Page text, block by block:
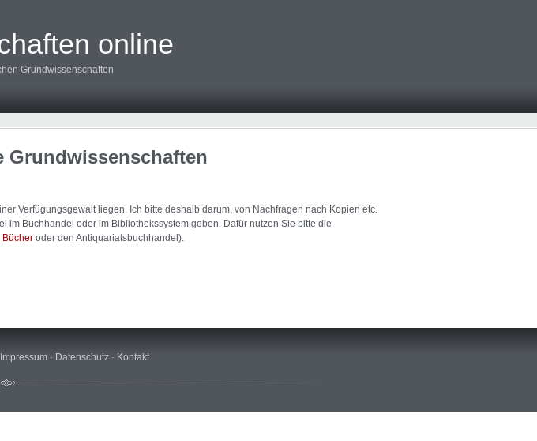
online
Grundwissenschaften
Grundwissenschaften
Verfügungsgewalt liegen. Ich bitte deshalb darum, von Nachfragen nach Kopien etc.
im Buchhandel oder im Bibliothekssystem geben. Dafür nutzen Sie bitte die
Bücher oder den Antiquariatsbuchhandel).
Impressum - Datenschutz - Kontakt